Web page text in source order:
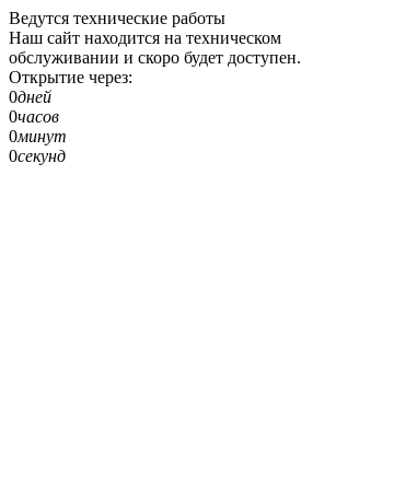
Ведутся технические работы
Наш сайт находится на техническом
обслуживании и скоро будет доступен.
Открытие через:
0дней
0часов
0минут
0секунд